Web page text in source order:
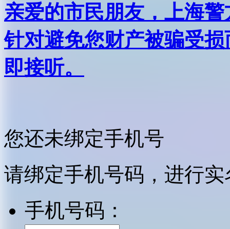
亲爱的市民朋友，上海
针对避免您财产被骗受
即接听。
您还未绑定手机号
请绑定手机号码，进行
手机号码：